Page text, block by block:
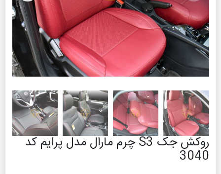
روکش جک S3 چرم مارال مدل پرایم کد
3040